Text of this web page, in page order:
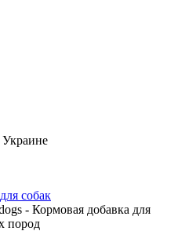
Украине
собак
- Кормовая добавка для
пород